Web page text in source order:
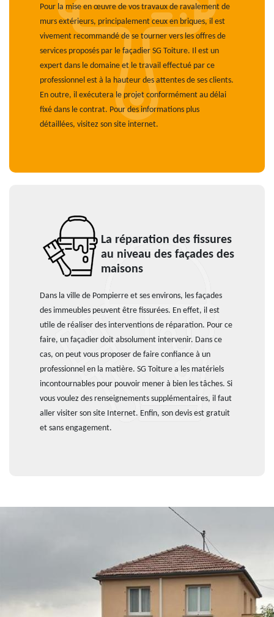
Pour la mise en œuvre de vos travaux de ravalement de
murs extérieurs, principalement ceux en briques, il est
vivement recommandé de se tourner vers les offres de
services proposés par le façadier SG Toiture. Il est un
expert dans le domaine et le travail effectué par ce
professionnel est à la hauteur des attentes de ses clients.
En outre, il exécutera le projet conformément au délai
fixé dans le contrat. Pour des informations plus
détaillées, visitez son site internet.
La réparation des fissures
au niveau des façades des
maisons
Dans la ville de Pompierre et ses environs, les façades
des immeubles peuvent être fissurées. En effet, il est
utile de réaliser des interventions de réparation. Pour ce
faire, un façadier doit absolument intervenir. Dans ce
cas, on peut vous proposer de faire confiance à un
professionnel en la matière. SG Toiture a les matériels
incontournables pour pouvoir mener à bien les tâches. Si
vous voulez des renseignements supplémentaires, il faut
aller visiter son site Internet. Enfin, son devis est gratuit
et sans engagement.